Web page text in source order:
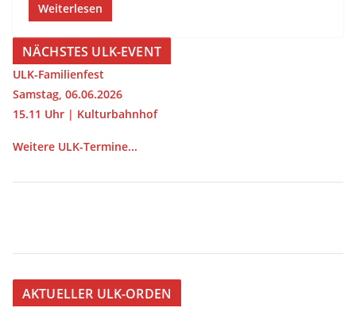
Weiterlesen
NÄCHSTES ULK-EVENT
ULK-Familienfest
Samstag, 06.06.2026
15.11 Uhr | Kulturbahnhof
Weitere ULK-Termine...
AKTUELLER ULK-ORDEN